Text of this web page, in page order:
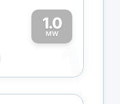
1.0
MW
1